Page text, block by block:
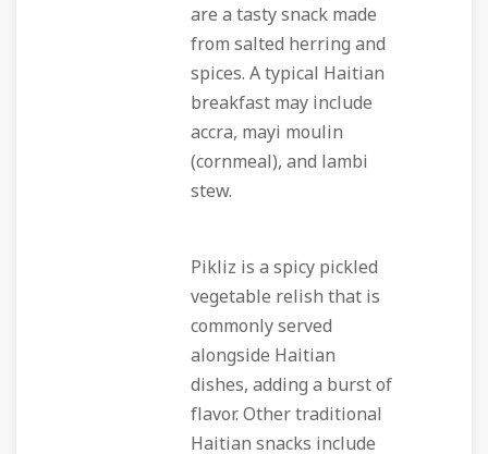
are a tasty snack made
from salted herring and
spices. A typical Haitian
breakfast may include
accra, mayi moulin
(cornmeal), and lambi
stew.
Pikliz is a spicy pickled
vegetable relish that is
commonly served
alongside Haitian
dishes, adding a burst of
flavor. Other traditional
Haitian snacks include